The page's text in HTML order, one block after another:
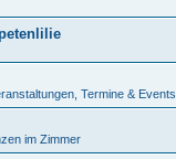
Termine & Events
im Zimmer